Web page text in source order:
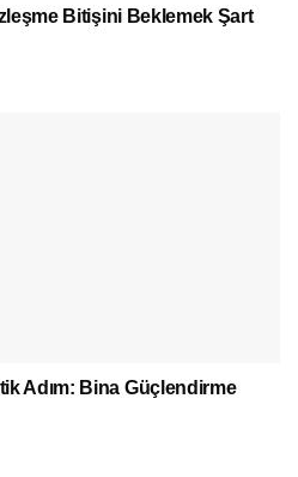
Bitişini Beklemek Şart
Adım: Bina Güçlendirme